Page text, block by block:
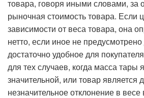
товара, говоря иными словами, за
рыночная стоимость товара. Если
зависимости от веса товара, она
нетто, если иное не
достаточно удобное для
для тех случаев, когда масса тары
значительной, или товар является
незначительное отклонение в весе